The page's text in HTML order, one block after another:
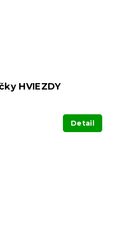
HVIEZDY
Detail